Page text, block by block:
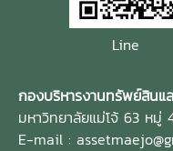
Line
กองบริหารงานทรัพย์สินแ
มหาวิทยาลัยแม่โจ้ 63 หมู่
E-mail :